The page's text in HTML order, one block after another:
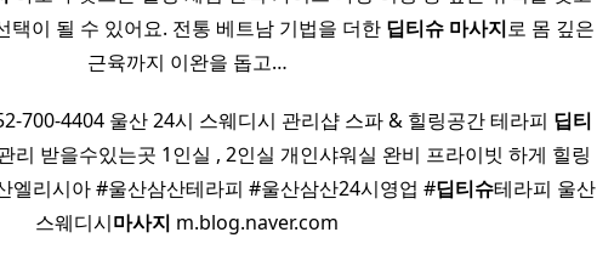
택이 될 수 있어요. 전통 베트남 기법을 더한 딥티슈 마사지로 몸 깊은
근육까지 이완을 돕고…
700-4404 울산 24시 스웨디시 관리샵 스파 & 힐링공간 테라피 딥티
리 받을수있는곳 1인실 , 2인실 개인샤워실 완비 프라이빗 하게 힐링
엘리시아 #울산삼산테라피 #울산삼산24시영업 #딥티슈테라피 울산
스웨디시마사지 m.blog.naver.com